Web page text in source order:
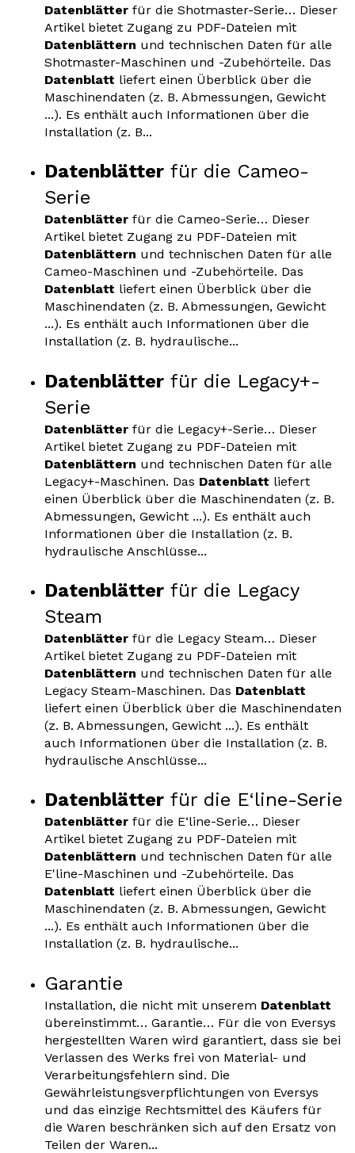
Datenblätter für die Shotmaster-Serie… Dieser
Artikel bietet Zugang zu PDF-Dateien mit
Datenblättern und technischen Daten für alle
Shotmaster-Maschinen und -Zubehörteile. Das
Datenblatt liefert einen Überblick über die
Maschinendaten (z. B. Abmessungen, Gewicht
...). Es enthält auch Informationen über die
Installation (z. B...
Datenblätter für die Cameo-
Serie
Datenblätter für die Cameo-Serie… Dieser
Artikel bietet Zugang zu PDF-Dateien mit
Datenblättern und technischen Daten für alle
Cameo-Maschinen und -Zubehörteile. Das
Datenblatt liefert einen Überblick über die
Maschinendaten (z. B. Abmessungen, Gewicht
...). Es enthält auch Informationen über die
Installation (z. B. hydraulische...
Datenblätter für die Legacy+-
Serie
Datenblätter für die Legacy+-Serie… Dieser
Artikel bietet Zugang zu PDF-Dateien mit
Datenblättern und technischen Daten für alle
Legacy+-Maschinen. Das Datenblatt liefert
einen Überblick über die Maschinendaten (z. B.
Abmessungen, Gewicht ...). Es enthält auch
Informationen über die Installation (z. B.
hydraulische Anschlüsse...
Datenblätter für die Legacy
Steam
Datenblätter für die Legacy Steam… Dieser
Artikel bietet Zugang zu PDF-Dateien mit
Datenblättern und technischen Daten für alle
Legacy Steam-Maschinen. Das Datenblatt
liefert einen Überblick über die Maschinendaten
(z. B. Abmessungen, Gewicht ...). Es enthält
auch Informationen über die Installation (z. B.
hydraulische Anschlüsse...
Datenblätter für die E‘line-Serie
Datenblätter für die E‘line-Serie… Dieser
Artikel bietet Zugang zu PDF-Dateien mit
Datenblättern und technischen Daten für alle
E'line-Maschinen und -Zubehörteile. Das
Datenblatt liefert einen Überblick über die
Maschinendaten (z. B. Abmessungen, Gewicht
...). Es enthält auch Informationen über die
Installation (z. B. hydraulische...
Garantie
Installation, die nicht mit unserem Datenblatt
übereinstimmt… Garantie… Für die von Eversys
hergestellten Waren wird garantiert, dass sie bei
Verlassen des Werks frei von Material- und
Verarbeitungsfehlern sind. Die
Gewährleistungsverpflichtungen von Eversys
und das einzige Rechtsmittel des Käufers für
die Waren beschränken sich auf den Ersatz von
Teilen der Waren...